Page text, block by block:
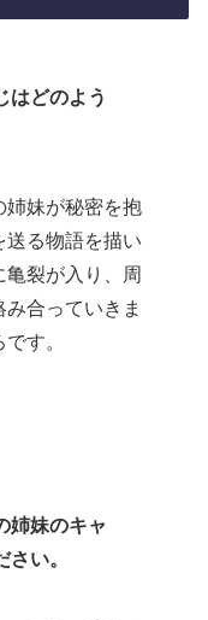
はどのよう
姉妹が秘密を抱
送る物語を描い
裂が入り、周
合っていきま
す。
姉妹のキャ
い。